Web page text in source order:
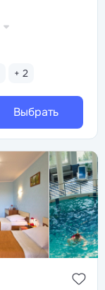
+ 2
Выбрать